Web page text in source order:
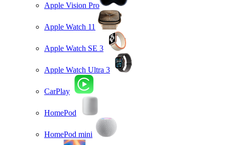
Apple Vision Pro
Apple Watch 11
Apple Watch SE 3
Apple Watch Ultra 3
CarPlay
HomePod
HomePod mini